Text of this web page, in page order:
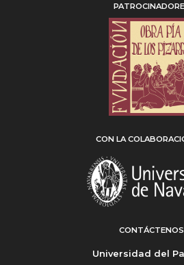
CON LA
CONTÁCTENOS
Universidad del